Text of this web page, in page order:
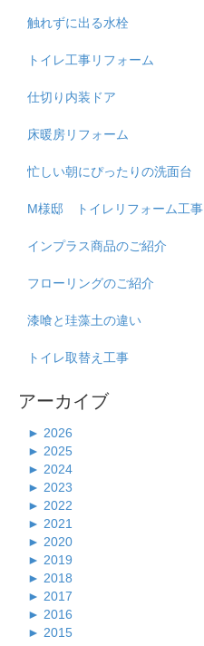
触れずに出る水栓
トイレ工事リフォーム
仕切り内装ドア
床暖房リフォーム
忙しい朝にぴったりの洗面台
M様邸 トイレリフォーム工事
インプラス商品のご紹介
フローリングのご紹介
漆喰と珪藻土の違い
トイレ取替え工事
アーカイブ
► 2026
► 2025
► 2024
► 2023
► 2022
► 2021
► 2020
► 2019
► 2018
► 2017
► 2016
► 2015